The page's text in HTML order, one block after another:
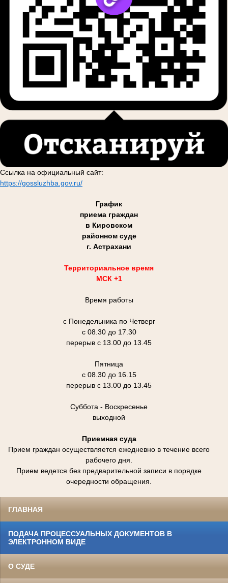
Ссылка на официальный сайт:
https://gossluzhba.gov.ru/
График
приема граждан
в Кировском
районном суде
г. Астрахани
Территориальное время
МСК +1
Время работы
с Понедельника по Четверг
с 08.30 до 17.30
перерыв с 13.00 до 13.45
Пятница
с 08.30 до 16.15
перерыв с 13.00 до 13.45
Суббота - Воскресенье
выходной
Приемная суда
Прием граждан осуществляется ежедневно в течение всего
рабочего дня.
Прием ведется без предварительной записи в порядке
очередности обращения.
ГЛАВНАЯ
ПОДАЧА ПРОЦЕССУАЛЬНЫХ ДОКУМЕНТОВ В
ЭЛЕКТРОННОМ ВИДЕ
О СУДЕ